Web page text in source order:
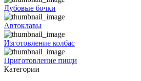
Дубовые бочки
Автоклавы
Изготовление колбас
Приготовление пищи
Категории